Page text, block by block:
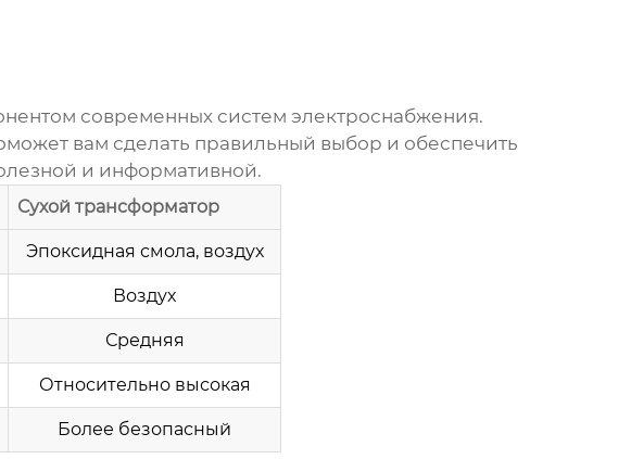
современных систем электроснабжения.
вам сделать правильный выбор и обеспечить
и информативной.
Сухой трансформатор
Эпоксидная смола, воздух
Воздух
Средняя
Относительно высокая
Более безопасный